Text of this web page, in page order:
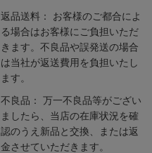
返品送料： お客様のご都合によ
る場合はお客様にご負担いただ
きます。不良品や誤発送の場合
は当社が返送費用を負担いたし
ます。
不良品： 万一不良品等がござい
ましたら、当店の在庫状況を確
認のうえ新品と交換、または返
金させていただきます。